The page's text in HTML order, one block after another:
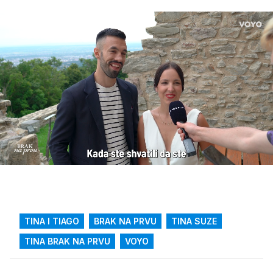
Upali
zvuk
Loaded:
13.22%
TINA I TIAGO BRAK NA PRVU
TINA SUZE
TINA BRAK NA PRVU
VOYO